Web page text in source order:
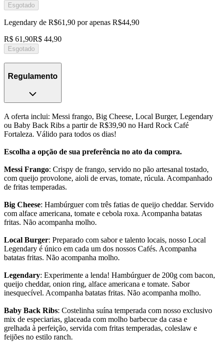
Esgotado
Legendary de R$61,90 por apenas R$44,90
R$ 61,90R$ 44,90
Esgotado
Regulamento
A oferta inclui: Messi frango, Big Cheese, Local Burger, Legendary
ou Baby Back Ribs a partir de R$39,90 no Hard Rock Café
Fortaleza. Válido para todos os dias!
Escolha a opção de sua preferência no ato da compra.
Messi Frango: Crispy de frango, servido no pão artesanal tostado,
com queijo provolone, aioli de ervas, tomate, rúcula. Acompanhado
de fritas temperadas.
Big Cheese: Hambúrguer com três fatias de queijo cheddar. Servido
com alface americana, tomate e cebola roxa. Acompanha batatas
fritas. Não acompanha molho.
Local Burger: Preparado com sabor e talento locais, nosso Local
Legendary é único em cada um dos nossos Cafés. Acompanha
batatas fritas. Não acompanha molho.
Legendary: Experimente a lenda! Hambúrguer de 200g com bacon,
queijo cheddar, onion ring, alface americana e tomate. Sabor
inesquecível. Acompanha batatas fritas. Não acompanha molho.
Baby Back Ribs: Costelinha suína temperada com nosso exclusivo
mix de especiarias, glaceada com molho barbecue da casa e
grelhada à perfeição, servida com fritas temperadas, coleslaw e
feijões no estilo ranch.